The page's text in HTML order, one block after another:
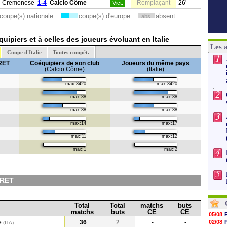
Cremonese 1-4 Calcio Côme Vict. Remplaçant 26'
coupe(s) nationale coupe(s) d'europe abs. absent
et à celles des joueurs évoluant en Italie
Coupe d'Italie Toutes compét.
Coéquipiers de son club
(Calcio Côme)
Joueurs du même pays
(Italie)
max:3420 max:3420
max:38 max:38
max:38 max:38
max:14 max:17
max:11 max:12
max:1 max:2
Total
matchs
Total
buts
matchs
CE
buts
CE
(ITA) 36 2 -
-
Les
1
2
3
4
5
05/08
02/08